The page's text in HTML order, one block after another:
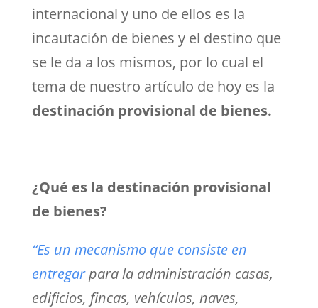
internacional y uno de ellos es la
incautación de bienes y el destino que
se le da a los mismos, por lo cual el
tema de nuestro artículo de hoy es la
destinación provisional de bienes.
¿Qué es la destinación provisional
de bienes?
“Es un mecanismo que consiste en
entregarpara la administración casas,
edificios, fincas, vehículos, naves,